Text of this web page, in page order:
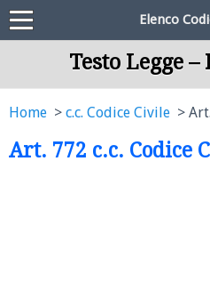
Elenco
Testo Legge
Home c.c. Codice Civile
Art. 772 c.c. Codice